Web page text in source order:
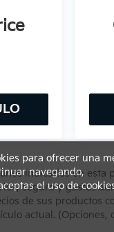
indicados en
seguro y gastos
de sus productos
actual.
para ofrecer una
navegando,
el uso de